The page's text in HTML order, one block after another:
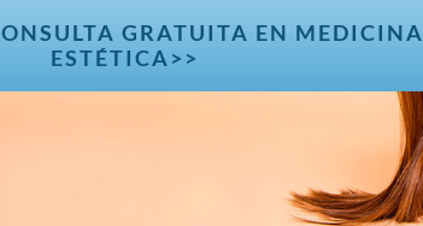
GRATUITA EN MEDICINA
ESTÉTICA>>